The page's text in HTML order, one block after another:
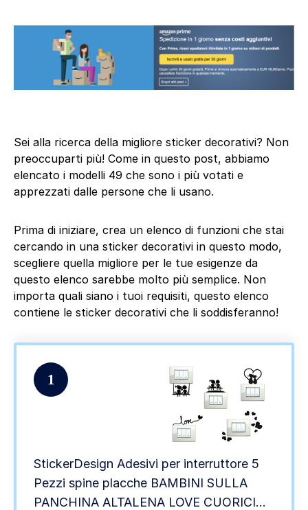
Sei alla ricerca della migliore sticker decorativi? Non
preoccuparti più! Come in questo post, abbiamo
elencato i modelli 49 che sono i più votati e
apprezzati dalle persone che li usano.
Prima di iniziare, crea un elenco di funzioni che stai
cercando in una sticker decorativi in questo modo,
scegliere quella migliore per le tue esigenze da
questo elenco sarebbe molto più semplice. Non
importa quali siano i tuoi requisiti, questo elenco
contiene le sticker decorativi che li soddisferanno!
1
StickerDesign Adesivi per interruttore 5
Pezzi spine placche BAMBINI SULLA
PANCHINA ALTALENA LOVE CUORICINI